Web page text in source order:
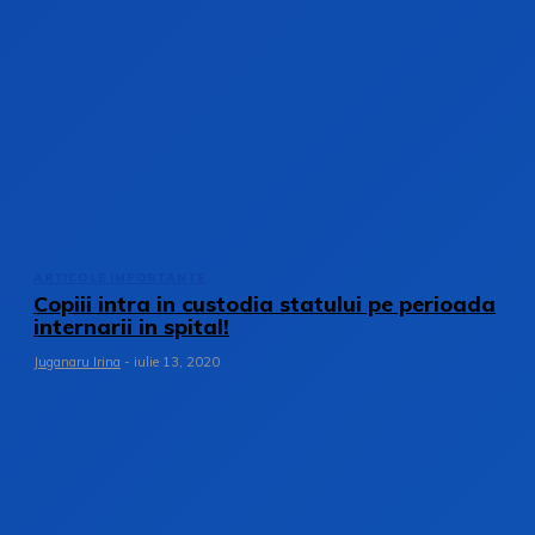
Copiii intra in custodia statului pe perioada
internarii in spital!
Juganaru Irina - iulie 13, 2020